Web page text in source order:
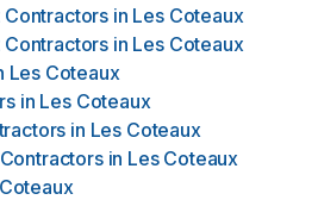
in Les Coteaux
in Les Coteaux
Les Coteaux
in Les Coteaux
in Les Coteaux
in Les Coteaux